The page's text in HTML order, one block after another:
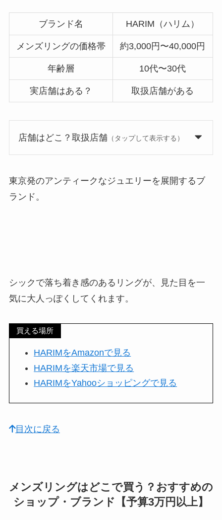
ブランド名 HARIM（ハリム）
メンズリングの価格帯 約3,000円〜40,000円
年齢層 10代〜30代
実店舗はある？ 取扱店舗がある
店舗はどこ？取扱店舗 （タップして表示する）
東京発のアンティークなジュエリーを展開するブ
ランド。
シックで落ち着き感のあるリングが、見た目を一
気に大人っぽくしてくれます。
買える場所
HARIMをAmazonで見る
HARIMを楽天市場で見る
HARIMをYahooショッピングで見る
目次に戻る
メンズリングはどこで買う？おすすめの
ショップ・ブランド【予算3万円以上】